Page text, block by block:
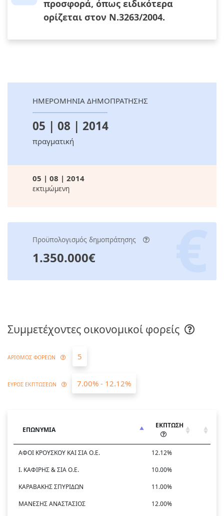
προσφορά, όπως ειδικότερα
ορίζεται στον Ν.3263/2004.
ΗΜΕΡΟΜΗΝΙΑ ΔΗΜΟΠΡΑΤΗΣΗΣ
05 | 08 | 2014
πραγματική
05 | 08 | 2014
εκτιμώμενη
Προϋπολογισμός δημοπράτησης
1.350.000€
Συμμετέχοντες οικονομικοί φορείς
ΑΡΙΘΜΟΣ ΦΟΡΕΩΝ 5
ΕΥΡΟΣ ΕΚΠΤΩΣΕΩΝ 7.00% - 12.12%
ΕΠΩΝΥΜΙΑ
ΕΚΠΤΩΣΗ
ΑΦΟΙ ΚΡΟΥΣΚΟΥ ΚΑΙ ΣΙΑ Ο.Ε.
12.12%
Ι. ΚΑΦΙΡΗΣ & ΣΙΑ Ο.Ε.
10.00%
ΚΑΡΑΒΑΚΗΣ ΣΠΥΡΙΔΩΝ
11.00%
ΜΑΝΕΣΗΣ ΑΝΑΣΤΑΣΙΟΣ
12.00%